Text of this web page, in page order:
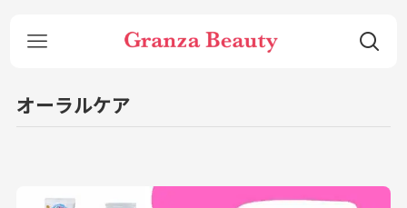
オーラルケア